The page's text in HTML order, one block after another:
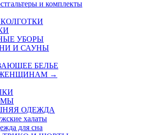
и комплекты
УБОРЫ
И САУНЫ
БЕЛЬЕ
ЖЕНЩИНАМ →
ОДЕЖДА
халаты
для сна